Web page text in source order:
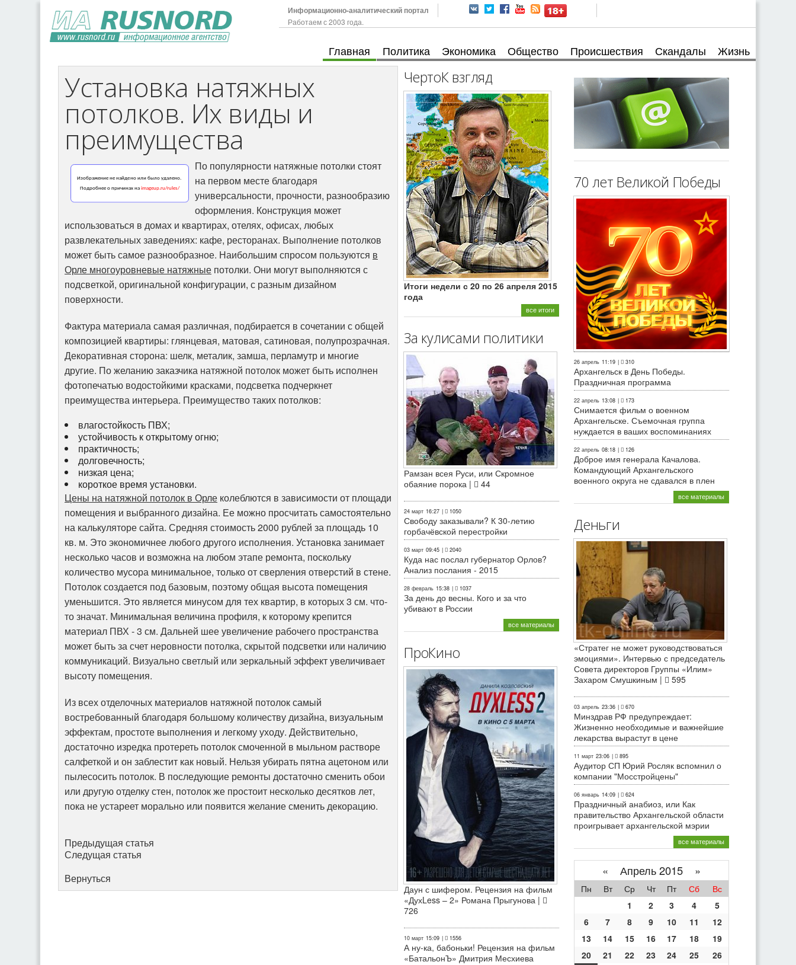
Информационно-аналитический портал
Работаем с 2003 года.
Главная Политика Экономика Общество Происшествия Скандалы Жизнь
Установка натяжных
потолков. Их виды и
преимущества
По популярности натяжные потолки стоят
на первом месте благодаря
универсальности, прочности, разнообразию
оформления. Конструкция может
использоваться в домах и квартирах, отелях, офисах, любых
развлекательных заведениях: кафе, ресторанах. Выполнение потолков
может быть самое разнообразное. Наибольшим спросом пользуются в
Орле многоуровневые натяжные потолки. Они могут выполняются с
подсветкой, оригинальной конфигурации, с разным дизайном
поверхности.
Фактура материала самая различная, подбирается в сочетании с общей
композицией квартиры: глянцевая, матовая, сатиновая, полупрозрачная.
Декоративная сторона: шелк, металик, замша, перламутр и многие
другие. По желанию заказчика натяжной потолок может быть исполнен
фотопечатью водостойкими красками, подсветка подчеркнет
преимущества интерьера. Преимущество таких потолков:
влагостойкость ПВХ;
устойчивость к открытому огню;
практичность;
долговечность;
низкая цена;
короткое время установки.
Цены на натяжной потолок в Орле колеблются в зависимости от площади
помещения и выбранного дизайна. Ее можно просчитать самостоятельно
на калькуляторе сайта. Средняя стоимость 2000 рублей за площадь 10
кв. м. Это экономичнее любого другого исполнения. Установка занимает
несколько часов и возможна на любом этапе ремонта, поскольку
количество мусора минимальное, только от сверления отверстий в стене.
Потолок создается под базовым, поэтому общая высота помещения
уменьшится. Это является минусом для тех квартир, в которых 3 см. что-
то значат. Минимальная величина профиля, к которому крепится
материал ПВХ - 3 см. Дальней шее увеличение рабочего пространства
может быть за счет неровности потолка, скрытой подсветки или наличию
коммуникаций. Визуально светлый или зеркальный эффект увеличивает
высоту помещения.
Из всех отделочных материалов натяжной потолок самый
востребованный благодаря большому количеству дизайна, визуальным
эффектам, простоте выполнения и легкому уходу. Действительно,
достаточно изредка протереть потолок смоченной в мыльном растворе
салфеткой и он заблестит как новый. Нельзя убирать пятна ацетоном или
пылесосить потолок. В последующие ремонты достаточно сменить обои
или другую отделку стен, потолок же простоит несколько десятков лет,
пока не устареет морально или появится желание сменить декорацию.
Предыдущая статья
Следущая статья
Вернуться
ЧертоК взгляд
Итоги недели с 20 по 26 апреля 2015
года
все итоги
За кулисами политики
Рамзан всея Руси, или Скромное
обаяние порока |
44
24 март 16:27 | 1050
Свободу заказывали? К 30-летию
горбачёвской перестройки
03 март 09:45 | 2040
Куда нас послал губернатор Орлов?
Анализ послания - 2015
28 февраль 15:38 | 1037
За день до весны. Кого и за что
убивают в России
все материалы
ПроКино
Даун с шифером. Рецензия на фильм
«ДухLess – 2» Романа Прыгунова |
726
10 март 15:09 | 1556
А ну-ка, бабоньки! Рецензия на фильм
«БатальонЪ» Дмитрия Месхиева
70 лет Великой Победы
26 апрель 11:19 | 310
Архангельск в День Победы.
Праздничная программа
22 апрель 13:08 | 173
Снимается фильм о военном
Архангельске. Съемочная группа
нуждается в ваших воспоминаниях
22 апрель 08:18 | 126
Доброе имя генерала Качалова.
Командующий Архангельского
военного округа не сдавался в плен
все материалы
Деньги
«Стратег не может руководствоваться
эмоциями». Интервью с председатель
Совета директоров Группы «Илим»
Захаром Смушкиным |
595
03 апрель 23:36 | 670
Минздрав РФ предупреждает:
Жизненно необходимые и важнейшие
лекарства вырастут в цене
11 март 23:06 | 895
Аудитор СП Юрий Росляк вспомнил о
компании "Мосстройцены"
06 январь 14:09 | 624
Праздничный анабиоз, или Как
правительство Архангельской области
проигрывает архангельской мэрии
все материалы
« Апрель 2015 »
Пн Вт Ср Чт Пт Сб
Вс
1
2 3 4
5
6
7 8 9 10 11
12
13
14 15 16 17 18
19
20
21 22 23 24 25
26